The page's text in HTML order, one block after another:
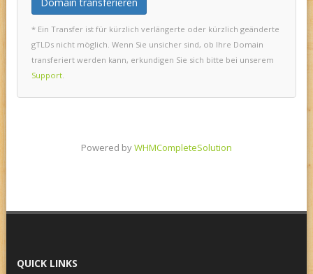
* Ein Transfer ist für kürzlich verlängerte oder kürzlich geänderte
gTLDs nicht möglich. Wenn Sie unsicher sind, ob Ihre Domain
transferiert werden kann, erkundigen Sie sich bitte bei unserem
Support.
Powered byWHMCompleteSolution
QUICK LINKS